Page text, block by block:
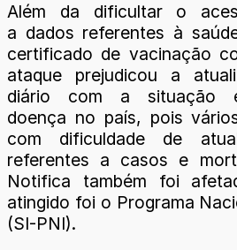
Além da dificultar o
a dados referentes à
certificado de vacinação
ataque prejudicou a
diário com a situação
doença no país, pois
com dificuldade de
referentes a casos e
Notifica também foi
atingido foi o Programa
(SI-PNI).